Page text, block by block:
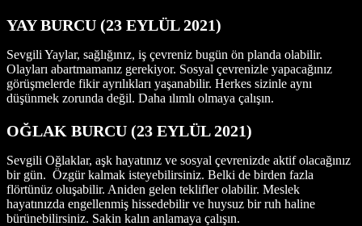
YAY BURCU (23 EYLÜL 2021)
Sevgili Yaylar, sağlığınız, iş çevreniz bugün ön planda olabilir.
Olayları abartmamanız gerekiyor. Sosyal çevrenizle yapacağınız
görüşmelerde fikir ayrılıkları yaşanabilir. Herkes sizinle aynı
düşünmek zorunda değil. Daha ılımlı olmaya çalışın.
OĞLAK BURCU (23 EYLÜL 2021)
Sevgili Oğlaklar, aşk hayatınız ve sosyal çevrenizde aktif olacağınız
bir gün. Özgür kalmak isteyebilirsiniz. Belki de birden fazla
flörtünüz oluşabilir. Aniden gelen teklifler olabilir. Meslek
hayatınızda engellenmiş hissedebilir ve huysuz bir ruh haline
bürünebilirsiniz. Sakin kalın anlamaya çalışın.